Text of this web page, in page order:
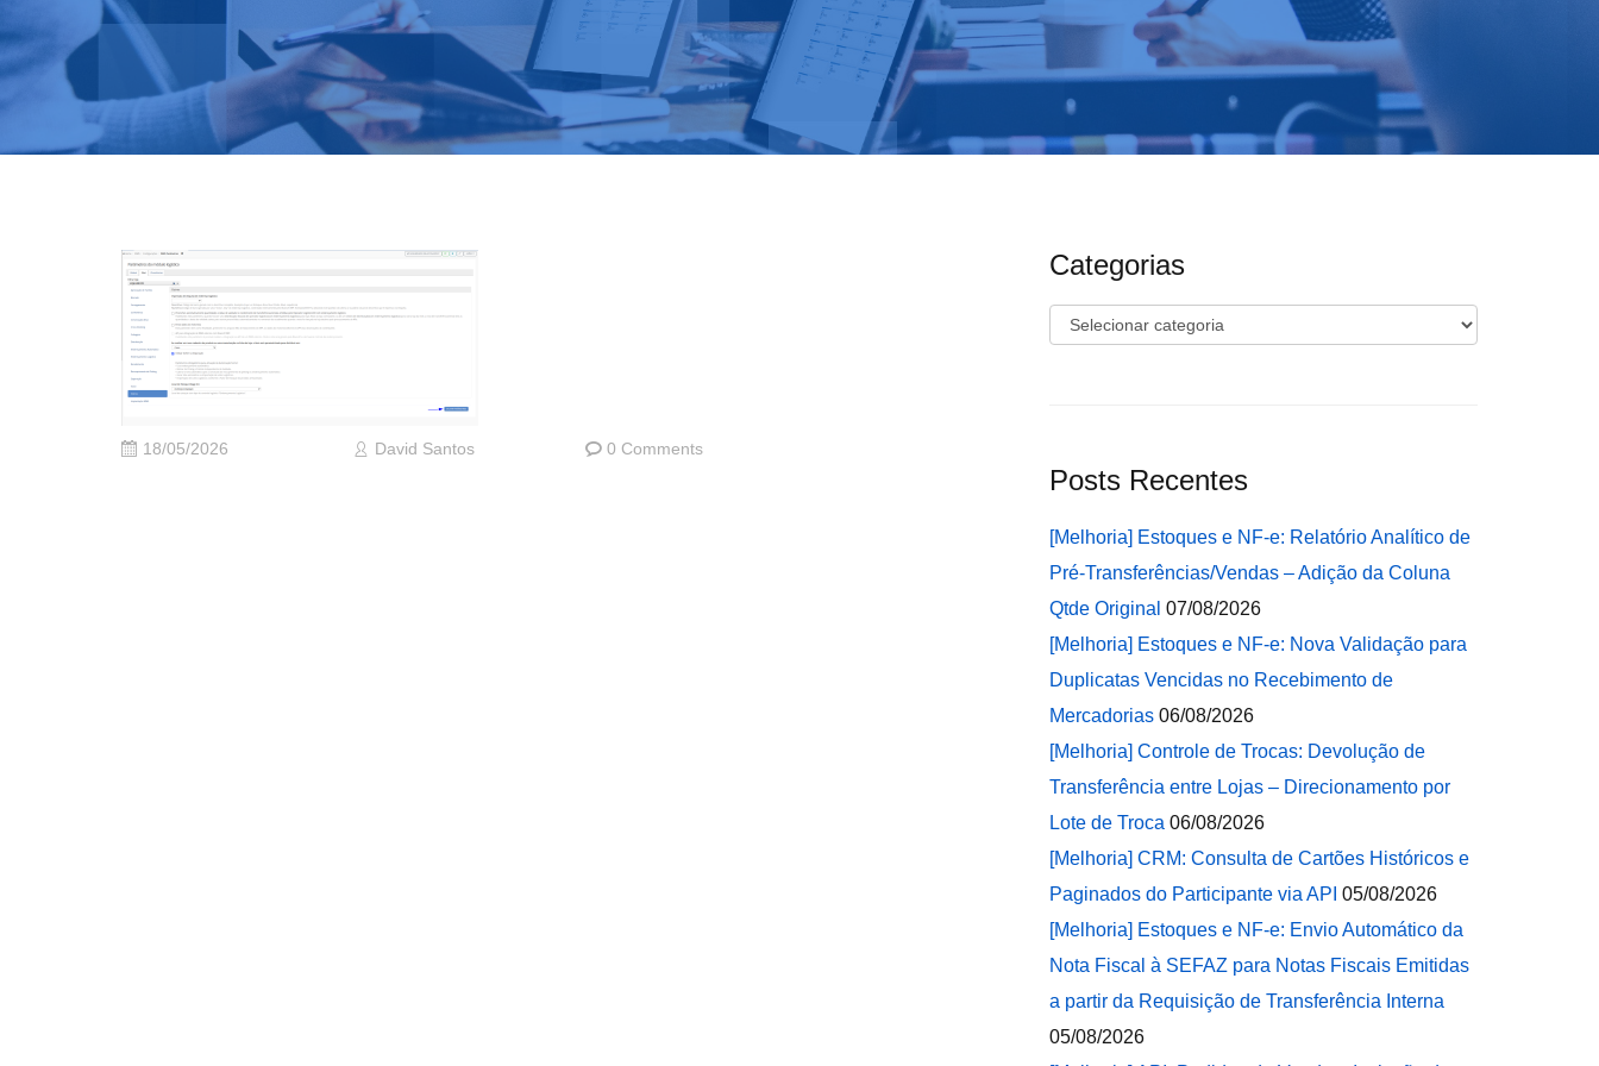
18/05/2026 David Santos 0 Comments
Categorias
Categorias
Posts Recentes
[Melhoria] Estoques e NF-e: Relatório Analítico de
Pré-Transferências/Vendas – Adição da Coluna
Qtde Original 07/08/2026
[Melhoria] Estoques e NF-e: Nova Validação para
Duplicatas Vencidas no Recebimento de
Mercadorias 06/08/2026
[Melhoria] Controle de Trocas: Devolução de
Transferência entre Lojas – Direcionamento por
Lote de Troca 06/08/2026
[Melhoria] CRM: Consulta de Cartões Históricos e
Paginados do Participante via API 05/08/2026
[Melhoria] Estoques e NF-e: Envio Automático da
Nota Fiscal à SEFAZ para Notas Fiscais Emitidas
a partir da Requisição de Transferência Interna
05/08/2026